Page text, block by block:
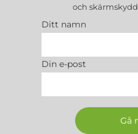
och skärmskydd
Ditt namn
Din e-post